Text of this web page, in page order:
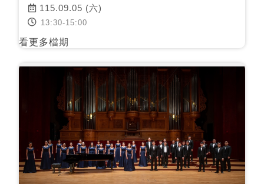
115.09.05 (六)
13:30-15:00
看更多檔期